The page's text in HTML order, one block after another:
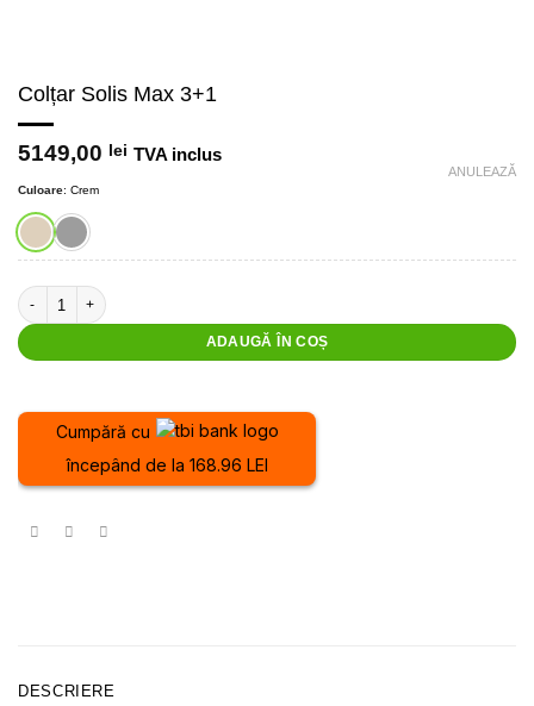
Colțar Solis Max 3+1
5149,00 lei TVA inclus
Culoare: Crem
ANULEAZĂ
Cantitate Colțar Solis Max 3+1
ADAUGĂ ÎN COȘ
Cumpără cu
începând de la 168.96 LEI
DESCRIERE